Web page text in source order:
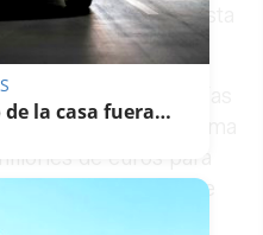
de toda la Costa
en el Plan de Autovías
Gobierno de Juanma
de euros para
en materia de
la casa fuera…